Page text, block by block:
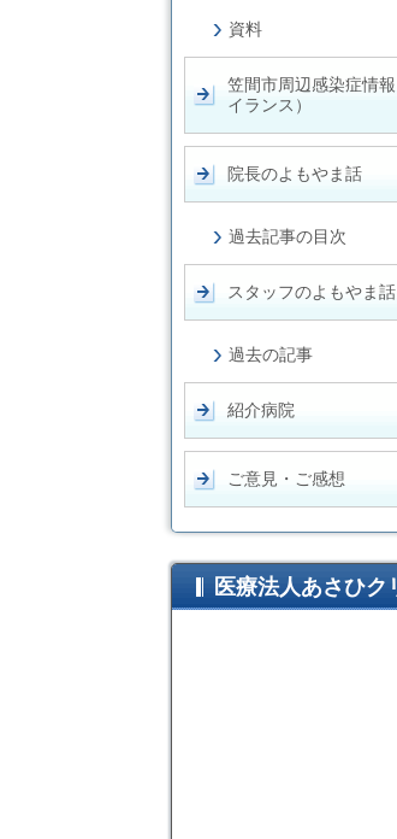
資料
笠間市周辺感染症情
イランス）
院長のよもやま話
過去記事の目次
スタッフのよもやま話
過去の記事
紹介病院
ご意見・ご感想
医療法人あさひク